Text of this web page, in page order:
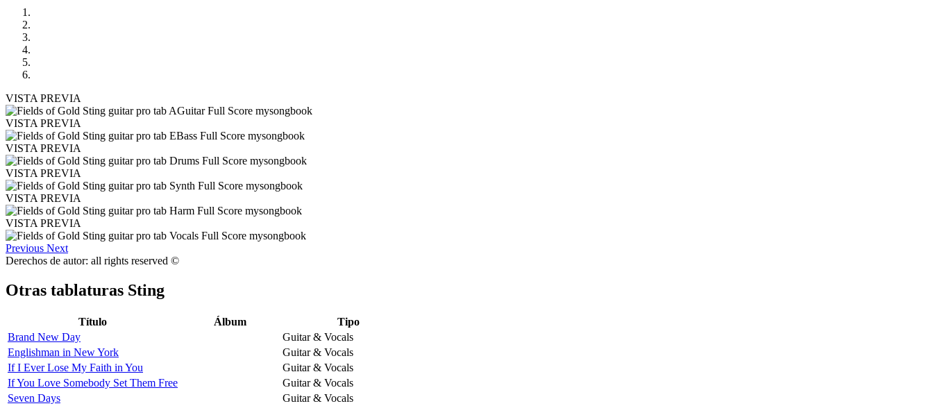
VISTA PREVIA
VISTA PREVIA
VISTA PREVIA
VISTA PREVIA
VISTA PREVIA
VISTA PREVIA
Previous Next
Derechos de autor: all rights reserved ©
Otras tablaturas Sting
Título Álbum
Tipo
Brand New Day
Guitar & Vocals
Englishman in New York
Guitar & Vocals
If I Ever Lose My Faith in You
Guitar & Vocals
If You Love Somebody Set Them Free
Guitar & Vocals
Seven Days
Guitar & Vocals